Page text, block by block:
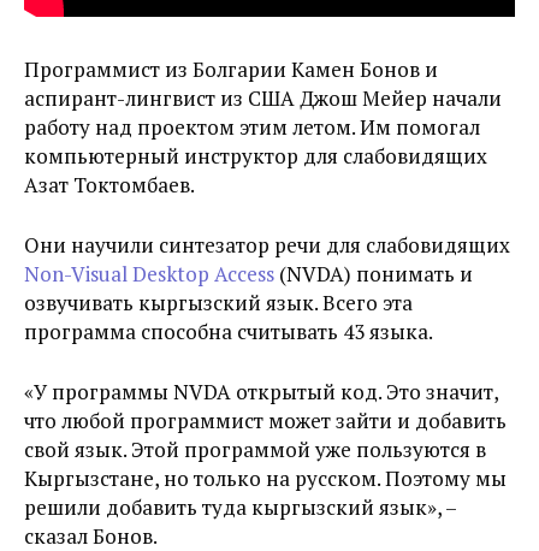
Программист из Болгарии Камен Бонов и
аспирант-лингвист из США Джош Мейер начали
работу над проектом этим летом. Им помогал
компьютерный инструктор для слабовидящих
Азат Токтомбаев.
Они научили синтезатор речи для слабовидящих
Non-Visual Desktop Access (NVDA) понимать и
озвучивать кыргызский язык. Всего эта
программа способна считывать 43 языка.
«У программы NVDA открытый код. Это значит,
что любой программист может зайти и добавить
свой язык. Этой программой уже пользуются в
Кыргызстане, но только на русском. Поэтому мы
решили добавить туда кыргызский язык», –
сказал Бонов.